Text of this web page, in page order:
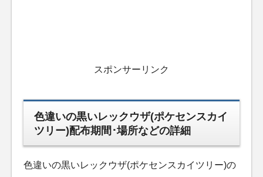
スポンサーリンク
色違いの黒いレックウザ(ポケセンスカイ
ツリー)配布期間･場所などの詳細
色違いの黒いレックウザ(ポケセンスカイツリー)の